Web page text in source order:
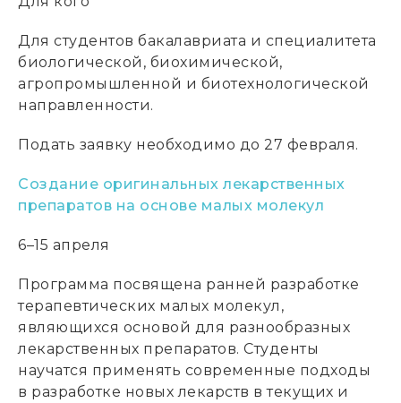
Для студентов бакалавриата и специалитета
биологической, биохимической,
агропромышленной и биотехнологической
направленности.
Подать заявку необходимо до 27 февраля.
Создание оригинальных лекарственных
препаратов на основе малых молекул
6–15 апреля
Программа посвящена ранней разработке
терапевтических малых молекул,
являющихся основой для разнообразных
лекарственных препаратов. Студенты
научатся применять современные подходы
в разработке новых лекарств в текущих и